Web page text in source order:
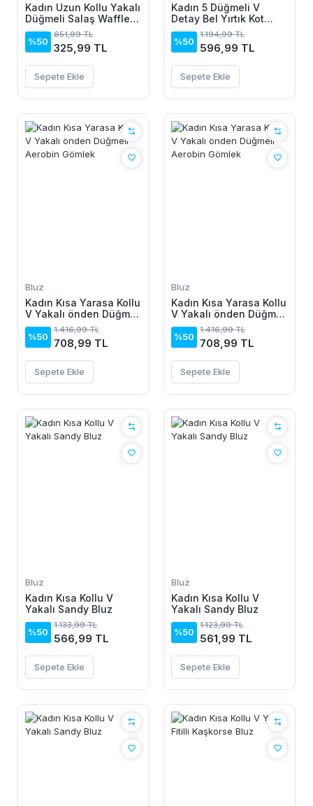
Kadın Uzun Kollu Yakalı
Düğmeli Salaş Waffle
Bluz
%50
651,99 TL
325,99 TL
Sepete Ekle
Kadın 5 Düğmeli V
Detay Bel Yırtık Kot
Pantolon
%50
1.194,99 TL
596,99 TL
Sepete Ekle
Bluz
Kadın Kısa Yarasa Kollu
V Yakalı önden Düğmeli
Aerobin Gömlek
%50
1.416,99 TL
708,99 TL
Sepete Ekle
Bluz
Kadın Kısa Yarasa Kollu
V Yakalı önden Düğmeli
Aerobin Gömlek
%50
1.416,99 TL
708,99 TL
Sepete Ekle
Bluz
Kadın Kısa Kollu V
Yakalı Sandy Bluz
%50
1.133,99 TL
566,99 TL
Sepete Ekle
Bluz
Kadın Kısa Kollu V
Yakalı Sandy Bluz
%50
1.123,99 TL
561,99 TL
Sepete Ekle